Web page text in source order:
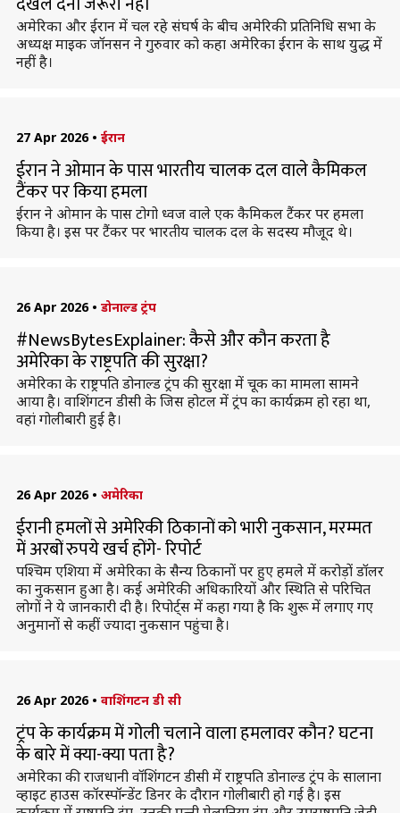
अमेरिका और ईरान में चल रहे संघर्ष के बीच अमेरिकी प्रतिनिधि सभा के
अध्यक्ष माइक जॉनसन ने गुरुवार को कहा अमेरिका ईरान के साथ युद्ध में
नहीं है।
27 Apr 2026 • ईरान
ईरान ने ओमान के पास भारतीय चालक दल वाले कैमिकल
टैंकर पर किया हमला
ईरान ने ओमान के पास टोगो ध्वज वाले एक कैमिकल टैंकर पर हमला
किया है। इस पर टैंकर पर भारतीय चालक दल के सदस्य मौजूद थे।
26 Apr 2026 • डोनाल्ड ट्रंप
#NewsBytesExplainer: कैसे और कौन करता है
अमेरिका के राष्ट्रपति की सुरक्षा?
अमेरिका के राष्ट्रपति डोनाल्ड ट्रंप की सुरक्षा में चूक का मामला सामने
आया है। वाशिंगटन डीसी के जिस होटल में ट्रंप का कार्यक्रम हो रहा था,
वहां गोलीबारी हुई है।
26 Apr 2026 • अमेरिका
ईरानी हमलों से अमेरिकी ठिकानों को भारी नुकसान, मरम्मत
में अरबों रुपये खर्च होंगे- रिपोर्ट
पश्चिम एशिया में अमेरिका के सैन्य ठिकानों पर हुए हमले में करोड़ों डॉलर
का नुकसान हुआ है। कई अमेरिकी अधिकारियों और स्थिति से परिचित
लोगों ने ये जानकारी दी है। रिपोर्ट्स में कहा गया है कि शुरू में लगाए गए
अनुमानों से कहीं ज्यादा नुकसान पहुंचा है।
26 Apr 2026 • वाशिंगटन डी सी
ट्रंप के कार्यक्रम में गोली चलाने वाला हमलावर कौन? घटना
के बारे में क्या-क्या पता है?
अमेरिका की राजधानी वॉशिंगटन डीसी में राष्ट्रपति डोनाल्ड ट्रंप के सालाना
व्हाइट हाउस कॉरस्पॉन्डेंट डिनर के दौरान गोलीबारी हो गई है। इस